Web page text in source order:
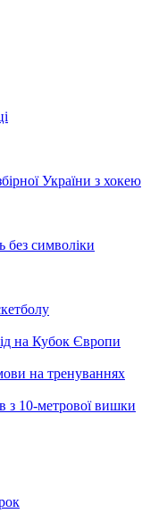
України з хокею
без символіки
на Кубок Європи
на тренуваннях
з 10-метрової вишки